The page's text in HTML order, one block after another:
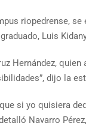
riopedrense, se
Luis
Hernández,
dijo la
si yo quisiera
Navarro